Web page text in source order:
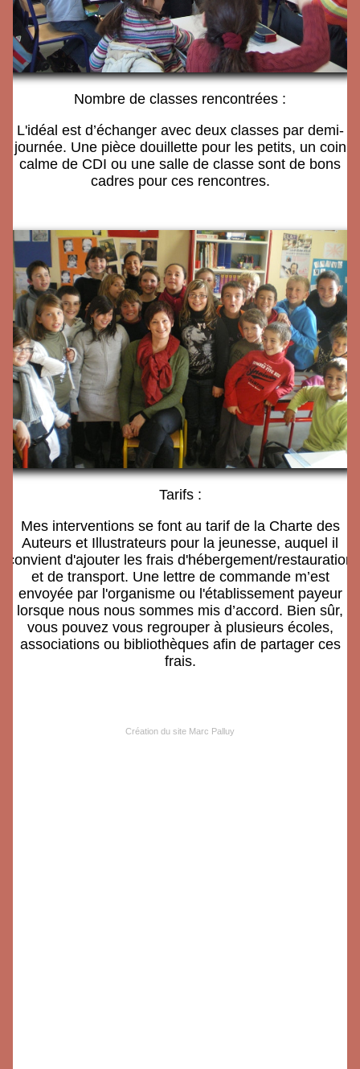
Nombre de classes rencontrées :
L'idéal est d’échanger avec deux classes par demi-
journée. Une pièce douillette pour les petits, un coin
calme de CDI ou une salle de classe sont de bons
cadres pour ces rencontres.
Tarifs :
Mes interventions se font au tarif de la Charte des
Auteurs et Illustrateurs pour la jeunesse, auquel il
convient d'ajouter les frais d'hébergement/restauration
et de transport. Une lettre de commande m’est
envoyée par l'organisme ou l'établissement payeur
lorsque nous nous sommes mis d’accord. Bien sûr,
vous pouvez vous regrouper à plusieurs écoles,
associations ou bibliothèques afin de partager ces
frais.
Création du site Marc Palluy